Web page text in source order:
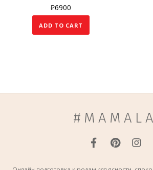
₽6900
ADD TO CART
#MAMALA